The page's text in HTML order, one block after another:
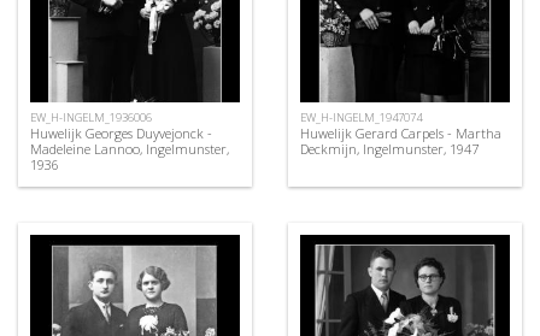
EW_H-INGELM_1936006
Huwelijk Georges Duyvejonck -
Madeleine Lannoo, Ingelmunster,
1936
EW_H-INGELM_1947074
Huwelijk Gerard Carpels - Martha
Deckmijn, Ingelmunster, 1947